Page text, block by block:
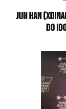
Jun Han
do